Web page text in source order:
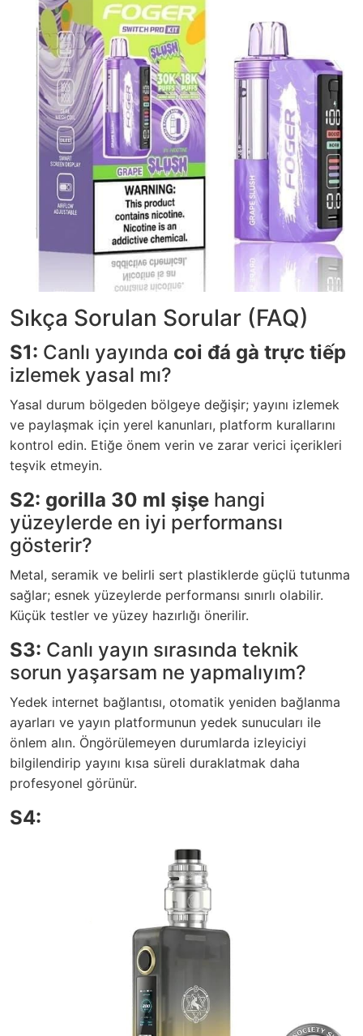
Sıkça Sorulan Sorular (FAQ)
S1: Canlı yayında coi đá gà trực tiếp
izlemek yasal mı?
Yasal durum bölgeden bölgeye değişir; yayını izlemek
ve paylaşmak için yerel kanunları, platform kurallarını
kontrol edin. Etiğe önem verin ve zarar verici içerikleri
teşvik etmeyin.
S2: gorilla 30 ml şişe hangi
yüzeylerde en iyi performansı
gösterir?
Metal, seramik ve belirli sert plastiklerde güçlü tutunma
sağlar; esnek yüzeylerde performansı sınırlı olabilir.
Küçük testler ve yüzey hazırlığı önerilir.
S3: Canlı yayın sırasında teknik
sorun yaşarsam ne yapmalıyım?
Yedek internet bağlantısı, otomatik yeniden bağlanma
ayarları ve yayın platformunun yedek sunucuları ile
önlem alın. Öngörülemeyen durumlarda izleyiciyi
bilgilendirip yayını kısa süreli duraklatmak daha
profesyonel görünür.
S4: